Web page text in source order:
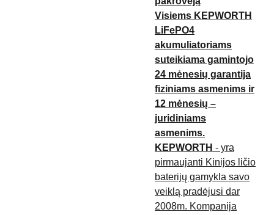
Visiems KEPWORTH
LiFePO4
akumuliatoriams
suteikiama gamintojo
24 mėnesių garantija
fiziniams asmenims ir
12 mėnesių –
juridiniams
asmenims.
KEPWORTH - yra
pirmaujanti Kinijos ličio
baterijų gamykla savo
veiklą pradėjusi dar
2008m. Kompanija